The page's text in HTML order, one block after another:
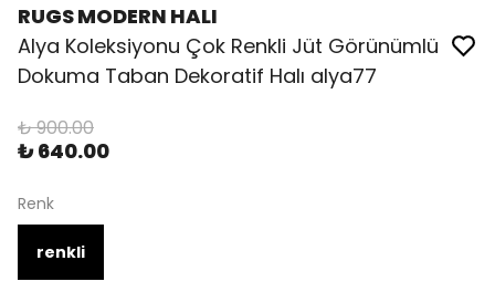
RUGS MODERN HALI
Alya Koleksiyonu Çok Renkli Jüt Görünümlü
Dokuma Taban Dekoratif Halı alya77
₺ 900.00
₺ 640.00
Renk
renkli